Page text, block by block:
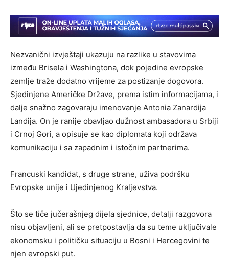
Nezvanični izvještaji ukazuju na razlike u stavovima
između Brisela i Washingtona, dok pojedine evropske
zemlje traže dodatno vrijeme za postizanje dogovora.
Sjedinjene Američke Države, prema istim informacijama, i
dalje snažno zagovaraju imenovanje Antonia Zanardija
Landija. On je ranije obavljao dužnost ambasadora u Srbiji
i Crnoj Gori, a opisuje se kao diplomata koji održava
komunikaciju i sa zapadnim i istočnim partnerima.
Francuski kandidat, s druge strane, uživa podršku
Evropske unije i Ujedinjenog Kraljevstva.
Što se tiče jučerašnjeg dijela sjednice, detalji razgovora
nisu objavljeni, ali se pretpostavlja da su teme uključivale
ekonomsku i političku situaciju u Bosni i Hercegovini te
njen evropski put.